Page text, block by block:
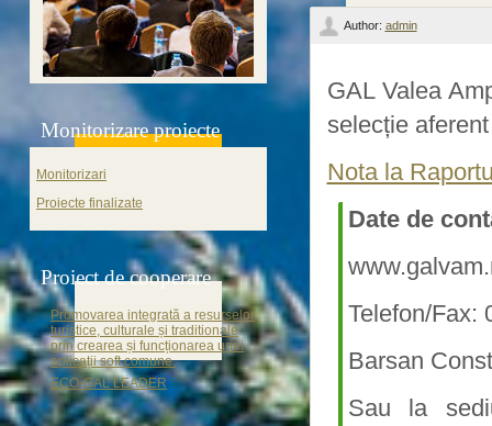
Author: admin
GAL Valea
selecție
Nota la
Date de
Telefon/Fax:
Barsan
Sau la
Monitorizare proiecte
Monitorizari
Proiecte finalizate
Proiect de cooperare
Promovarea integrată a resurselor
turistice, culturale și traditionale
prin crearea și funcționarea unei
aplicații soft comune.
ECO-GAL LEADER